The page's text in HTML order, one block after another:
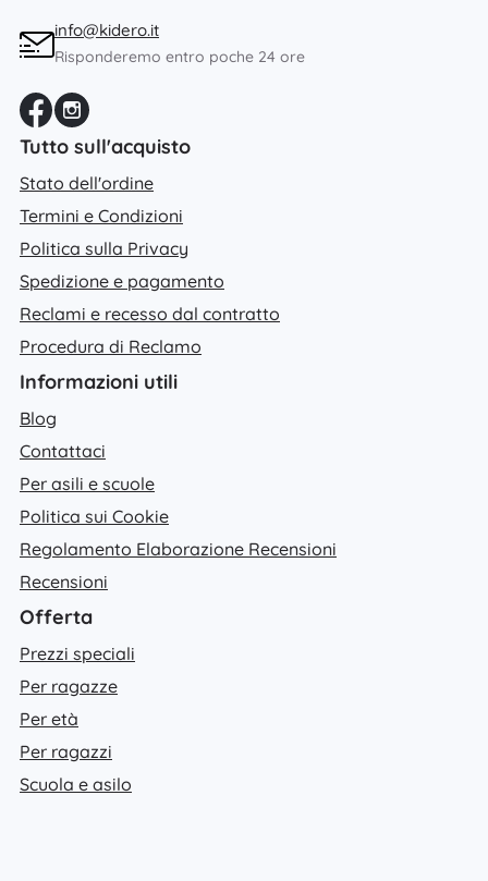
info@kidero.it
Risponderemo entro poche 24 ore
Tutto sull'acquisto
Stato dell'ordine
Termini e Condizioni
Politica sulla Privacy
Spedizione e pagamento
Reclami e recesso dal contratto
Procedura di Reclamo
Informazioni utili
Blog
Contattaci
Per asili e scuole
Politica sui Cookie
Regolamento Elaborazione Recensioni
Recensioni
Offerta
Prezzi speciali
Per ragazze
Per età
Per ragazzi
Scuola e asilo